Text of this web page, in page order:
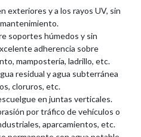
exteriores y a los rayos UV, sin
soportes húmedos y sin
adherencia sobre
mampostería, ladrillo, etc.
residual y agua subterránea
cloruros, etc.
en juntas verticales.
por tráfico de vehículos o
aparcamientos, etc.